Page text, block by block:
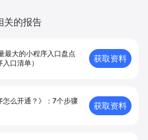
关的报告
最大的小程序入口盘点
入口清单）
获取资料
怎么开通？》：7个步骤
获取资料